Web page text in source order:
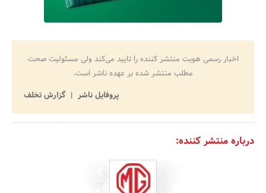
اخبار رسمی هویت منتشر کننده را تایید می‌کند ولی مسئولیت صحت
مطلب منتشر شده بر عهده ناشر است.
پروفایل ناشر
گزارش تخلف
درباره منتشر کننده: